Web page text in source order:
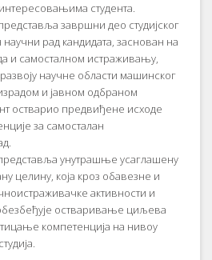
студента.
завршни део студијског
рад кандидата, заснован на
и самосталном истраживању,
научне области машинског
и јавном одбраном
остварио предвиђене исходе
за самосталан
унутрашње усаглашену
целину, која кроз обавезне и
активности и
остваривање циљева
компетенција на нивоу